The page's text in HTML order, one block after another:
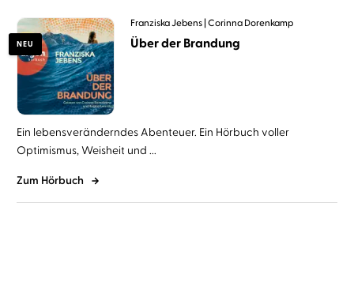
NEU
Franziska Jebens Corinna Dorenkamp
Über der Brandung
Ein lebensveränderndes Abenteuer. Ein Hörbuch voller
Optimismus, Weisheit und ...
Zum Hörbuch